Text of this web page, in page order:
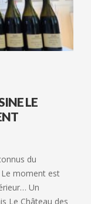
LE
du
Le moment est
Un
Le Château des